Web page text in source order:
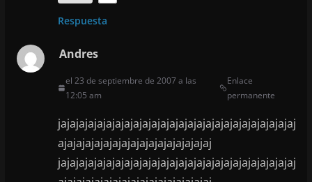
Respuesta
Andres
el 23 de septiembre de 2007 a las
12:05 am
Enlace
permanente
jajajajajajajajajajajajajajajajajajajajajajajajajajaj
ajajajajajajajajajajajajajajajajaj
jajajajajajajajajajajajajajajajajajajajajajajajajajaj